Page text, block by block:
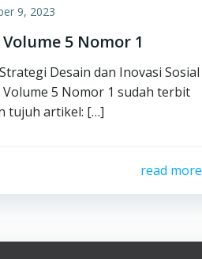
9, 2023
Volume 5 Nomor 1
Desain dan Inovasi Sosial
Volume 5 Nomor 1 sudah terbit
tujuh artikel: […]
read more